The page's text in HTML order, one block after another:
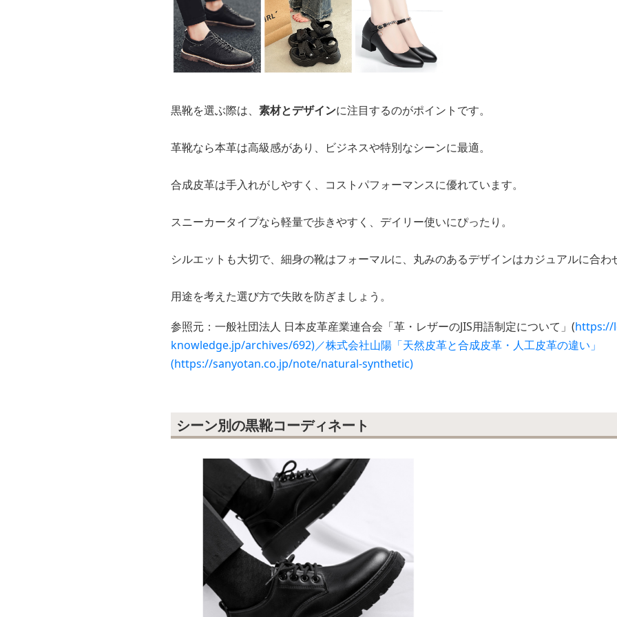
黒靴を選ぶ際は、 素材とデザインに注目するのがポイントです。
革靴なら本革は高級感があり、ビジネスや特別なシーンに最適。
合成皮革は手入れがしやすく、コストパフォーマンスに優れています。
スニーカータイプなら軽量で歩きやすく、デイリー使いにぴったり。
シルエットも大切で、細身の靴はフォーマルに、丸みのあるデザインはカジュアルに合わ
用途を考えた選び方で失敗を防ぎましょう。
参照元：一般社団法人 日本皮革産業連合会「革・レザーのJIS用語制定について」(https://
knowledge.jp/archives/692)／株式会社山陽「天然皮革と合成皮革・人工皮革の違い」
(https://sanyotan.co.jp/note/natural-synthetic)
シーン別の黒靴コーディネート